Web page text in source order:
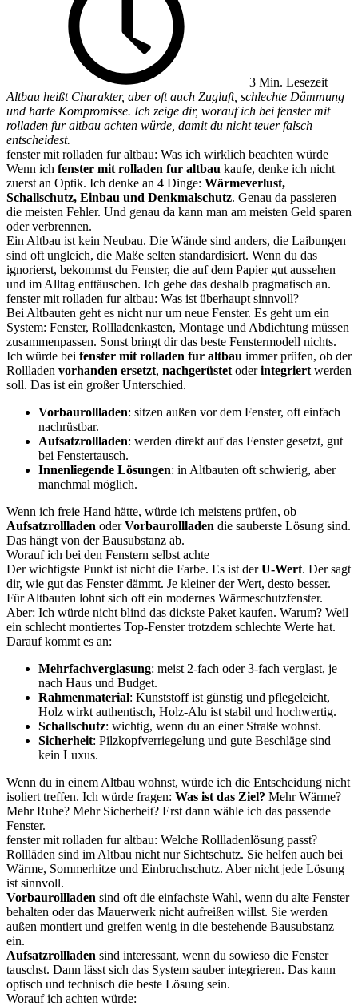
3 Min. Lesezeit
Altbau heißt Charakter, aber oft auch Zugluft, schlechte Dämmung
und harte Kompromisse. Ich zeige dir, worauf ich bei fenster mit
rolladen fur altbau achten würde, damit du nicht teuer falsch
entscheidest.
fenster mit rolladen fur altbau: Was ich wirklich beachten würde
Wenn ich fenster mit rolladen fur altbau kaufe, denke ich nicht
zuerst an Optik. Ich denke an 4 Dinge: Wärmeverlust,
Schallschutz, Einbau und Denkmalschutz. Genau da passieren
die meisten Fehler. Und genau da kann man am meisten Geld sparen
oder verbrennen.
Ein Altbau ist kein Neubau. Die Wände sind anders, die Laibungen
sind oft ungleich, die Maße selten standardisiert. Wenn du das
ignorierst, bekommst du Fenster, die auf dem Papier gut aussehen
und im Alltag enttäuschen. Ich gehe das deshalb pragmatisch an.
fenster mit rolladen fur altbau: Was ist überhaupt sinnvoll?
Bei Altbauten geht es nicht nur um neue Fenster. Es geht um ein
System: Fenster, Rollladenkasten, Montage und Abdichtung müssen
zusammenpassen. Sonst bringt dir das beste Fenstermodell nichts.
Ich würde bei fenster mit rolladen fur altbau immer prüfen, ob der
Rollladen vorhanden ersetzt, nachgerüstet oderintegriert werden
soll. Das ist ein großer Unterschied.
Vorbaurollladen: sitzen außen vor dem Fenster, oft einfach
nachrüstbar.
Aufsatzrollladen: werden direkt auf das Fenster gesetzt, gut
bei Fenstertausch.
Innenliegende Lösungen: in Altbauten oft schwierig, aber
manchmal möglich.
Wenn ich freie Hand hätte, würde ich meistens prüfen, ob
Aufsatzrollladen oderVorbaurollladen die sauberste Lösung sind.
Das hängt von der Bausubstanz ab.
Worauf ich bei den Fenstern selbst achte
Der wichtigste Punkt ist nicht die Farbe. Es ist derU-Wert. Der sagt
dir, wie gut das Fenster dämmt. Je kleiner der Wert, desto besser.
Für Altbauten lohnt sich oft ein modernes Wärmeschutzfenster.
Aber: Ich würde nicht blind das dickste Paket kaufen. Warum? Weil
ein schlecht montiertes Top-Fenster trotzdem schlechte Werte hat.
Darauf kommt es an:
Mehrfachverglasung: meist 2-fach oder 3-fach verglast, je
nach Haus und Budget.
Rahmenmaterial: Kunststoff ist günstig und pflegeleicht,
Holz wirkt authentisch, Holz-Alu ist stabil und hochwertig.
Schallschutz: wichtig, wenn du an einer Straße wohnst.
Sicherheit: Pilzkopfverriegelung und gute Beschläge sind
kein Luxus.
Wenn du in einem Altbau wohnst, würde ich die Entscheidung nicht
isoliert treffen. Ich würde fragen: Was ist das Ziel? Mehr Wärme?
Mehr Ruhe? Mehr Sicherheit? Erst dann wähle ich das passende
Fenster.
fenster mit rolladen fur altbau: Welche Rollladenlösung passt?
Rollläden sind im Altbau nicht nur Sichtschutz. Sie helfen auch bei
Wärme, Sommerhitze und Einbruchschutz. Aber nicht jede Lösung
ist sinnvoll.
Vorbaurollladen sind oft die einfachste Wahl, wenn du alte Fenster
behalten oder das Mauerwerk nicht aufreißen willst. Sie werden
außen montiert und greifen wenig in die bestehende Bausubstanz
ein.
Aufsatzrollladen sind interessant, wenn du sowieso die Fenster
tauschst. Dann lässt sich das System sauber integrieren. Das kann
optisch und technisch die beste Lösung sein.
Worauf ich achten würde: